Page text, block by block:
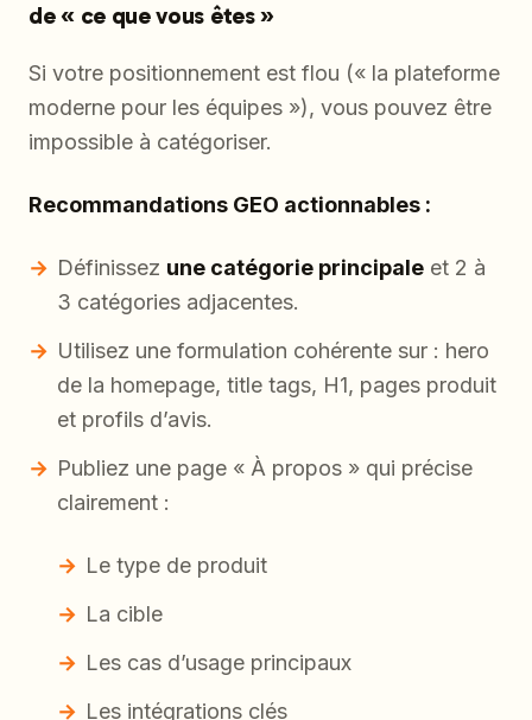
de « ce que vous êtes »
Si votre positionnement est flou (« la plateforme
moderne pour les équipes »), vous pouvez être
impossible à catégoriser.
Recommandations GEO actionnables :
Définissez une catégorie principale et 2 à
3 catégories adjacentes.
Utilisez une formulation cohérente sur : hero
de la homepage, title tags, H1, pages produit
et profils d’avis.
Publiez une page « À propos » qui précise
clairement :
Le type de produit
La cible
Les cas d’usage principaux
Les intégrations clés